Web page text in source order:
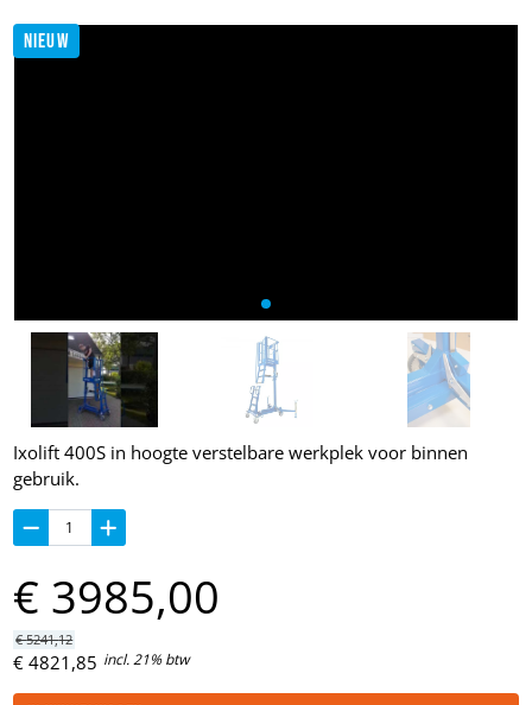
NIEUW
Ixolift 400S in hoogte verstelbare werkplek voor binnen
gebruik.
€5241,12
€4821,85 incl. 21% btw
€ 3985,00